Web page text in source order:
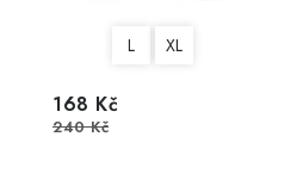
L XL
168 Kč
240 Kč